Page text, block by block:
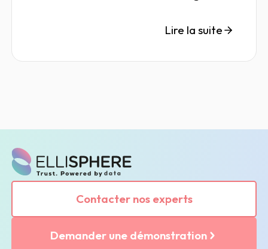
Lire la suite
Contacter nos experts
Demander une démonstration